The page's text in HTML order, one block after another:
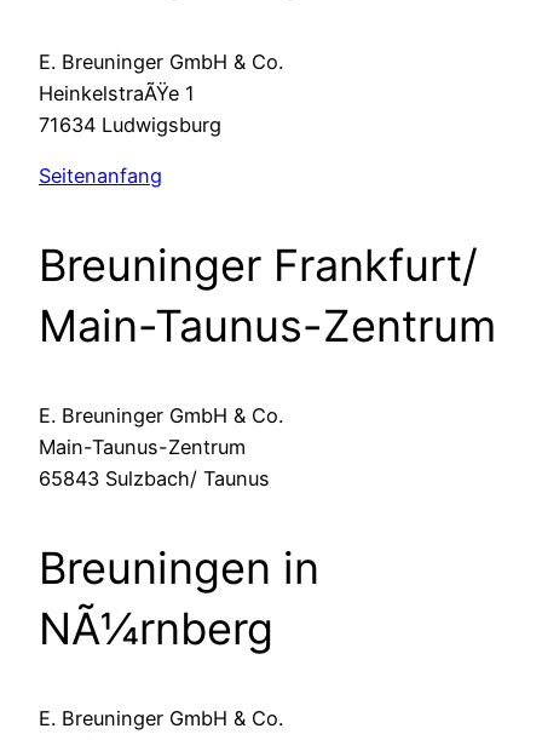
E. Breuninger GmbH & Co.
HeinkelstraÃŸe 1
71634 Ludwigsburg
Seitenanfang
Breuninger Frankfurt/
Main-Taunus-Zentrum
E. Breuninger GmbH & Co.
Main-Taunus-Zentrum
65843 Sulzbach/ Taunus
Breuningen in
NÃ¼rnberg
E. Breuninger GmbH & Co.